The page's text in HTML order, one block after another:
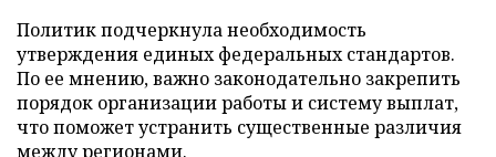
Политик подчеркнула необходимость
утверждения единых федеральных стандартов.
По ее мнению, важно законодательно закрепить
порядок организации работы и систему выплат,
что поможет устранить существенные различия
между регионами.